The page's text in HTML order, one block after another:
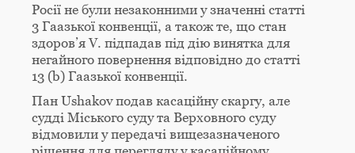
Росії не були незаконними у значенні статті
3 Гаазької конвенції, а також те, що стан
здоров’я V. підпадав під дію винятка для
негайного повернення відповідно до статті
13 (b) Гаазької конвенції.
Пан Ushakov подав касаційну скаргу, але
судді Міського суду та Верховного суду
відмовили у передачі вищезазначеного